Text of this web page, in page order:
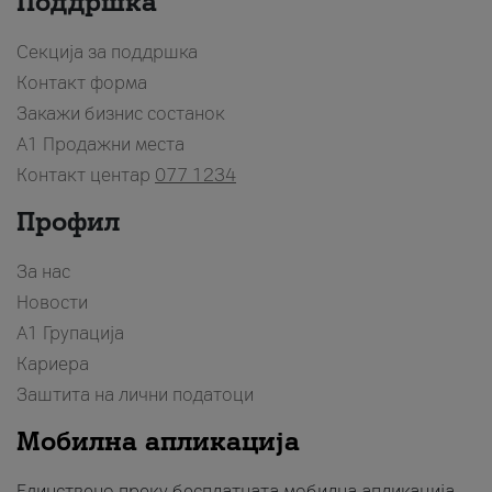
Секција за поддршка
Контакт форма
Закажи бизнис состанок
A1 Продажни места
Контакт центар 077 1234
Профил
За нас
Новости
А1 Групација
Кариера
Заштита на лични податоци
Мобилна апликација